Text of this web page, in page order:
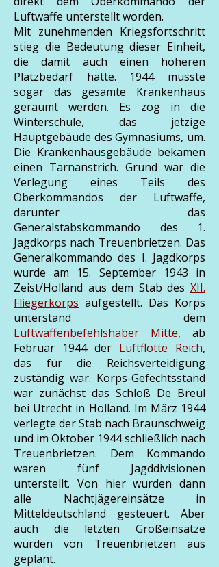
Luftwaffe unterstellt worden.
Mit zunehmenden Kriegsfortschritt
stieg die Bedeutung dieser Einheit,
die damit auch einen höheren
Platzbedarf hatte. 1944 musste
sogar das gesamte Krankenhaus
geräumt werden. Es zog in die
Winterschule, das jetzige
Hauptgebäude des Gymnasiums, um.
Die Krankenhausgebäude bekamen
einen Tarnanstrich. Grund war die
Verlegung eines Teils des
Oberkommandos der Luftwaffe,
darunter das
Generalstabskommando des 1.
Jagdkorps nach Treuenbrietzen. Das
Generalkommando des I. Jagdkorps
wurde am 15. September 1943 in
Zeist/Holland aus dem Stab des XII.
Fliegerkorps aufgestellt. Das Korps
unterstand dem
Luftwaffenbefehlshaber Mitte, ab
Februar 1944 der Luftflotte Reich,
das für die Reichsverteidigung
zuständig war. Korps-Gefechtsstand
war zunächst das Schloß De Breul
bei Utrecht in Holland. Im März 1944
verlegte der Stab nach Braunschweig
und im Oktober 1944 schließlich nach
Treuenbrietzen. Dem Kommando
waren fünf Jagddivisionen
unterstellt. Von hier wurden dann
alle Nachtjägereinsätze in
Mitteldeutschland gesteuert. Aber
auch die letzten Großeinsätze
wurden von Treuenbrietzen aus
geplant.